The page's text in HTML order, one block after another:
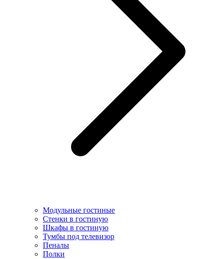
Модульные гостиные
Стенки в гостиную
Шкафы в гостиную
Тумбы под телевизор
Пеналы
Полки